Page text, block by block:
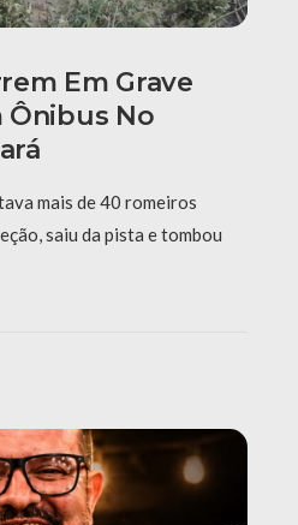
Em Grave
Ônibus No
mais de 40 romeiros
saiu da pista e tombou